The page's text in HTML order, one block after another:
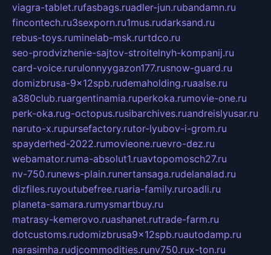
viagra-tablet.rufasbags.ruadler-jun.rubandamn.ru
fincontech.ru3sexporn.ru1mus.rudarksand.ru
rebus-toys.ruminelab-msk.rurtdco.ru
seo-prodvizhenie-sajtov-stroitelnyh-kompanij.ru
card-voice.rurulonnyygazon177.rusnow-guard.ru
domizbrusa-9x12spb.rudemaholding.ruaalse.ru
a380club.ruargentinamia.ruperkoka.rumovie-one.ru
perk-oka.rug-octopus.rusibarchives.ruandreislyusar.ru
naruto-x.rupursefactory.rutor-lyubov-i-grom.ru
spayderhed-2022.rumovieone.ruevro-dez.ru
webamator.ruma-absolut1.ruavtopomosch27.ru
nv-750.runews-plain.runertansaga.rudelanalad.ru
dizfiles.ruyoutubefree.ruaria-family.ruroadli.ru
planeta-samara.rumysmartbuy.ru
matrasy-kemerovo.ruashanet.rutrade-farm.ru
dotcustoms.rudomizbrusa9x12spb.ruautodamp.ru
narasimha.rudjcommodities.runv750.rux-ton.ru